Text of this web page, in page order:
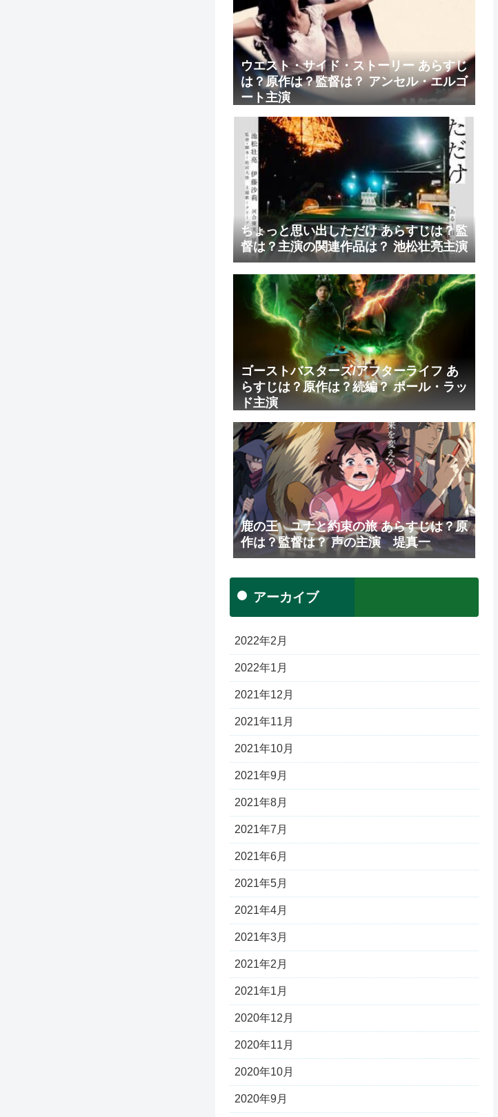
ウエスト・サイド・ストーリー あらすじ
は？原作は？監督は？ アンセル・エルゴ
ート主演
ちょっと思い出しただけ あらすじは？監
督は？主演の関連作品は？ 池松壮亮主演
ゴーストバスターズ/アフターライフ あ
らすじは？原作は？続編？ ポール・ラッ
ド主演
鹿の王 ユナと約束の旅 あらすじは？原
作は？監督は？ 声の主演 堤真一
アーカイブ
2022年2月
2022年1月
2021年12月
2021年11月
2021年10月
2021年9月
2021年8月
2021年7月
2021年6月
2021年5月
2021年4月
2021年3月
2021年2月
2021年1月
2020年12月
2020年11月
2020年10月
2020年9月